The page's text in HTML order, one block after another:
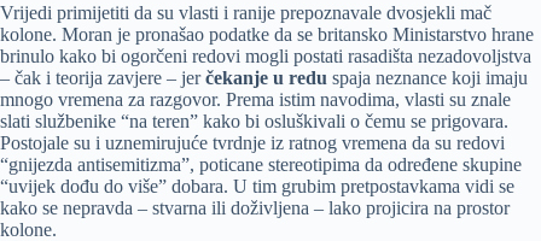
Vrijedi primijetiti da su vlasti i ranije prepoznavale dvosjekli mač
kolone. Moran je pronašao podatke da se britansko Ministarstvo hrane
brinulo kako bi ogorčeni redovi mogli postati rasadišta nezadovoljstva
– čak i teorija zavjere – jerčekanje u redu spaja neznance koji imaju
mnogo vremena za razgovor. Prema istim navodima, vlasti su znale
slati službenike “na teren” kako bi osluškivali o čemu se prigovara.
Postojale su i uznemirujuće tvrdnje iz ratnog vremena da su redovi
“gnijezda antisemitizma”, poticane stereotipima da određene skupine
“uvijek dođu do više” dobara. U tim grubim pretpostavkama vidi se
kako se nepravda – stvarna ili doživljena – lako projicira na prostor
kolone.